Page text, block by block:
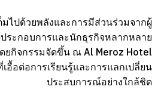
ไปด้วยพลังและการมีส่วนร่วมจากผู้
ระกอบการและนักธุรกิจหลากหลาย
ยกิจกรรมจัดขึ้น ณ Al Meroz Hotel
อื้อต่อการเรียนรู้และการแลกเปลี่ยน
ประสบการณ์อย่างใกล้ชิด